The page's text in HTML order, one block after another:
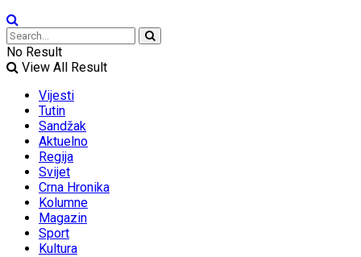
No Result
View All Result
Vijesti
Tutin
Sandžak
Aktuelno
Regija
Svijet
Crna Hronika
Kolumne
Magazin
Sport
Kultura